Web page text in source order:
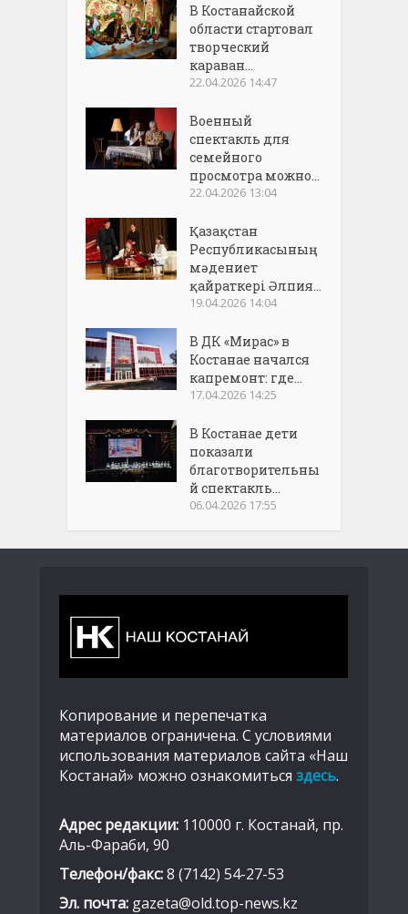
В Костанайской
области стартовал
творческий
караван...
22.04.2026 14:47
Военный
спектакль для
семейного
просмотра можно...
22.04.2026 13:04
Қазақстан
Республикасының
мәдениет
қайраткері Әлпия...
19.04.2026 14:04
В ДК «Мирас» в
Костанае начался
капремонт: где...
17.04.2026 14:25
В Костанае дети
показали
благотворительны
й спектакль...
06.04.2026 17:55
Копирование и перепечатка
материалов ограничена. С условиями
использования материалов сайта «Наш
Костанай» можно ознакомиться здесь.
Адрес редакции: 110000 г. Костанай, пр.
Аль-Фараби, 90
Телефон/факс:8 (7142) 54-27-53
Эл. почта: gazeta@old.top-news.kz